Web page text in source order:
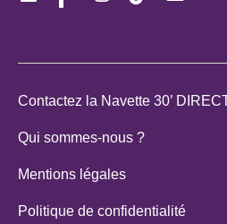
Contactez la Navette 30’
Qui sommes-nous ?
Mentions légales
Politique de confidentialité